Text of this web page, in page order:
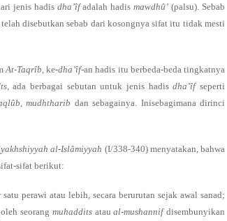
jenis hadis dha’îfadalah hadismawdhû’ (palsu). Sebab
disebutkan sebab dari kosongnya sifat itu tidak mesti
At-Taqrîb, ke-dha’îf-an hadis itu berbeda-beda tingkatnya
, ada berbagai sebutan untuk jenis hadisdha’îfseperti
,mudhtharib dan sebagainya. Inisebagimana dirinci
al-Islâmiyyah (I/338-340) menyatakan, bahwa
sifat berikut:
perawi atau lebih, secara berurutan sejak awal sanad;
seorang muhadditsataual-mushannifdisembunyikan